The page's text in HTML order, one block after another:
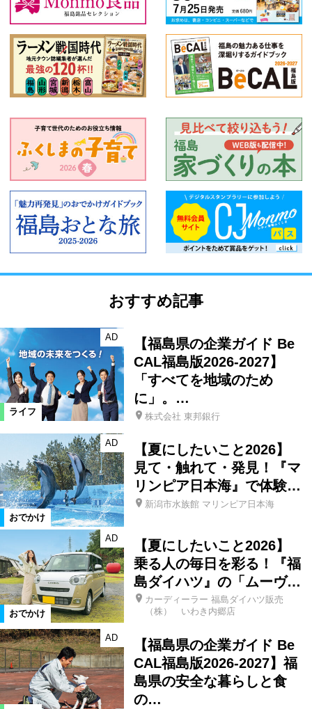
おすすめ記事
ライフ
AD
【福島県の企業ガイド Be
CAL福島版2026-2027】
「すべてを地域のため
に」。…
株式会社 東邦銀行
おでかけ
AD
【夏にしたいこと2026】
見て・触れて・発見！『マ
リンピア日本海』で体験…
新潟市水族館 マリンピア日本海
おでかけ
AD
【夏にしたいこと2026】
乗る人の毎日を彩る！『福
島ダイハツ』の「ムーヴ…
カーディーラー 福島ダイハツ販売
（株） いわき内郷店
AD
【福島県の企業ガイド Be
CAL福島版2026-2027】福
島県の安全な暮らしと食
の…